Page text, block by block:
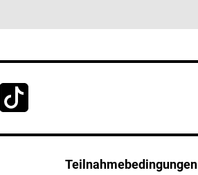
Teilnahmebedingungen